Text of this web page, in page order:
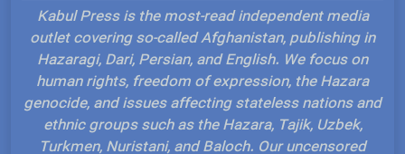
Kabul Press is the most-read independent media
outlet covering so-called Afghanistan, publishing in
Hazaragi, Dari, Persian, and English. We focus on
human rights, freedom of expression, the Hazara
genocide, and issues affecting stateless nations and
ethnic groups such as the Hazara, Tajik, Uzbek,
Turkmen, Nuristani, and Baloch. Our uncensored